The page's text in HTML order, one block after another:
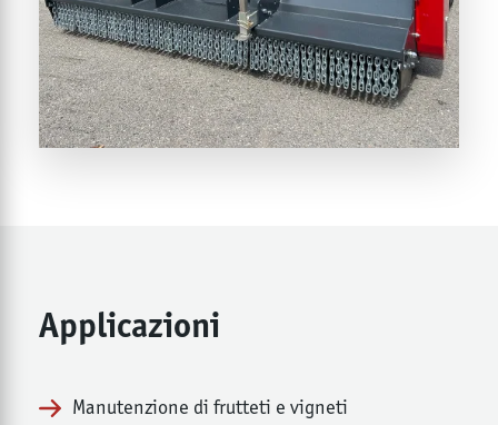
Applicazioni
Manutenzione di frutteti e vigneti